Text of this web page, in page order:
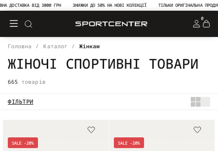
ВІД 3000 ГРН ЗНИЖКИ ДО 50% НА НОВІ КОЛЕКЦІЇ ТІЛЬКИ ОРИГІНАЛЬНА ПРОДУКЦІЯ В
0
Головна Каталог Жінкам
ЖІНОЧІ СПОРТИВНІ ТОВАРИ
665 товарів
ФІЛЬТРИ
SALE -20% SALE -20%